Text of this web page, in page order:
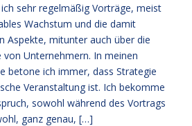
sehr regelmäßig Vorträge, meist
Wachstum und die damit
Aspekte, mitunter auch über die
Unternehmern. In meinen
betone ich immer, dass Strategie
Veranstaltung ist. Ich bekomme
sowohl während des Vortrags
ganz genau, […]